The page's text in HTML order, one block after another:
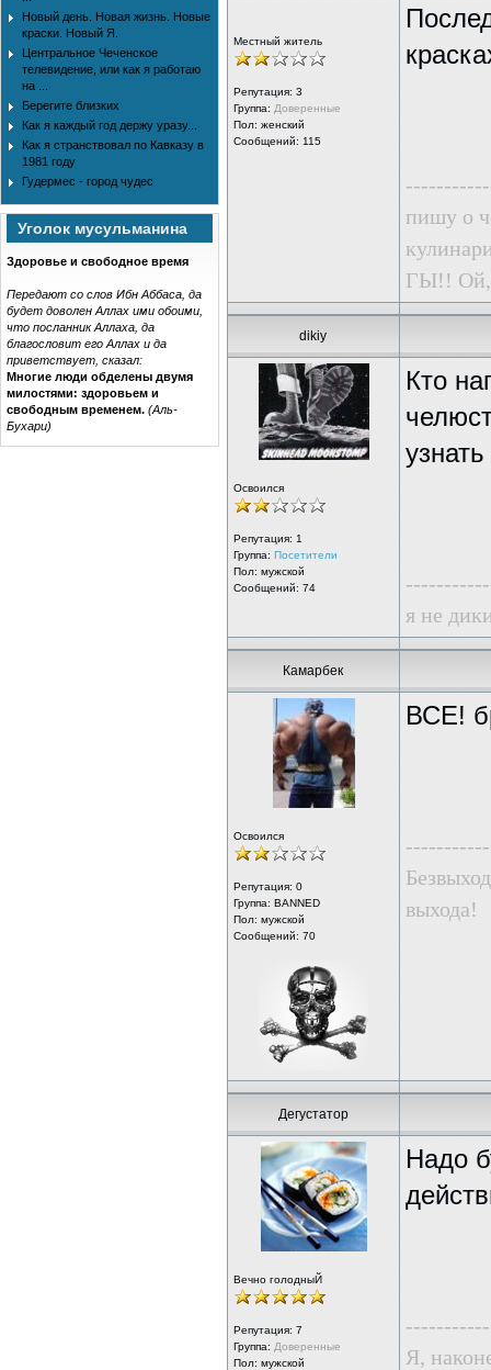
Новый день. Новая жизнь. Новые
краски. Новый Я.
Центральное Чеченское
телевидение, или как я работаю
на ...
Берегите близких
Как я каждый год держу уразу...
Как я странствовал по Кавказу в
1981 году
Гудермес - город чудес
Уголок мусульманина
Здоровье и свободное время
Передают со слов Ибн Аббаса, да
будет доволен Аллах ими обоими,
что посланник Аллаха, да
благословит его Аллах и да
приветствует, сказал:
Многие люди обделены двумя
милостями: здоровьем и
свободным временем. (Аль-
Бухари)
Местный житель
Репутация: 3
Группа: Доверенные
Пол: женский
Сообщений: 115
пишу о
ГЫ!! Ой,
dikiy
Освоился
Репутация: 1
Группа: Посетители
Пол: мужской
Сообщений: 74
Кто
я не
Камарбек
Освоился
Репутация: 0
Группа: BANNED
Пол: мужской
Сообщений: 70
ВСЕ!
выхода!
Дегустатор
Вечно голодныЙ
Репутация: 7
Группа: Доверенные
Пол: мужской
Надо
Я,